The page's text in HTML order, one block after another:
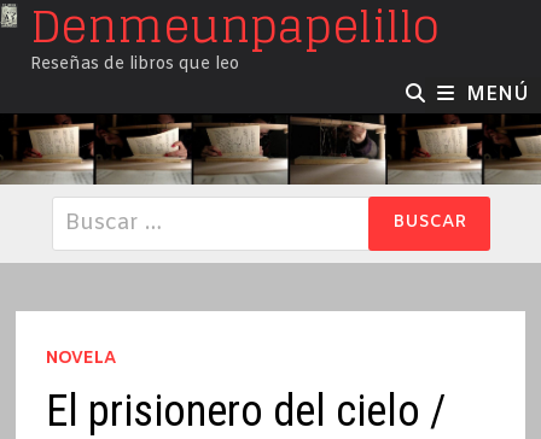
SaltarDenmeunpapelillo
Reseñas de libros que leo
MENÚ
Buscar:
NOVELA
El prisionero del cielo /